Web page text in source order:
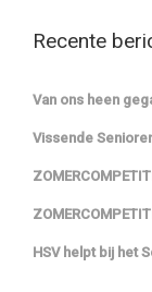
Recente
Van ons heen
Vissende
HSV helpt bij het